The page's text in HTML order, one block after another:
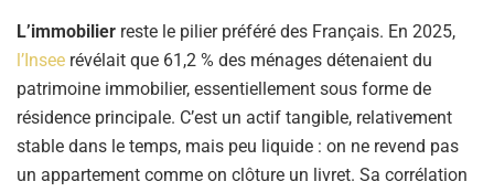
L’immobilier reste le pilier préféré des Français. En 2025,
l’Insee révélait que 61,2 % des ménages détenaient du
patrimoine immobilier, essentiellement sous forme de
résidence principale. C’est un actif tangible, relativement
stable dans le temps, mais peu liquide : on ne revend pas
un appartement comme on clôture un livret. Sa corrélation